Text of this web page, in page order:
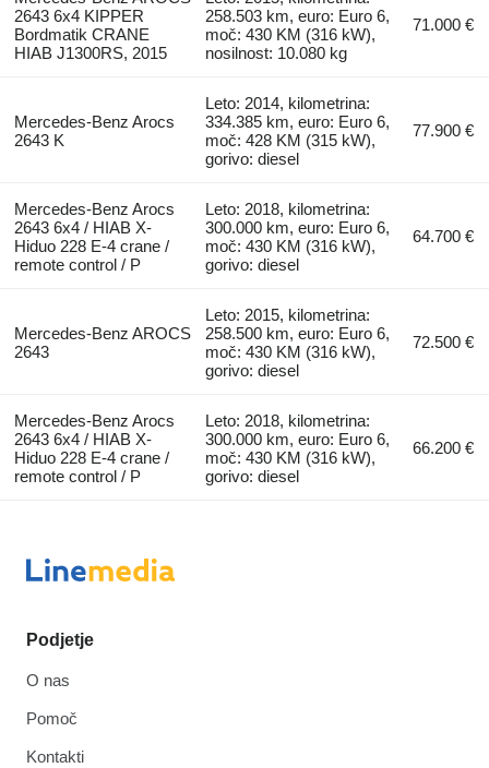
2643 6x4 KIPPER
Bordmatik CRANE
HIAB J1300RS, 2015
258.503 km, euro: Euro 6,
moč: 430 KM (316 kW),
nosilnost: 10.080 kg
71.000 €
Mercedes-Benz Arocs
2643 K
Leto: 2014, kilometrina:
334.385 km, euro: Euro 6,
moč: 428 KM (315 kW),
gorivo: diesel
77.900 €
Mercedes-Benz Arocs
2643 6x4 / HIAB X-
Hiduo 228 E-4 crane /
remote control / P
Leto: 2018, kilometrina:
300.000 km, euro: Euro 6,
moč: 430 KM (316 kW),
gorivo: diesel
64.700 €
Mercedes-Benz AROCS
2643
Leto: 2015, kilometrina:
258.500 km, euro: Euro 6,
moč: 430 KM (316 kW),
gorivo: diesel
72.500 €
Mercedes-Benz Arocs
2643 6x4 / HIAB X-
Hiduo 228 E-4 crane /
remote control / P
Leto: 2018, kilometrina:
300.000 km, euro: Euro 6,
moč: 430 KM (316 kW),
gorivo: diesel
66.200 €
Podjetje
O nas
Pomoč
Kontakti